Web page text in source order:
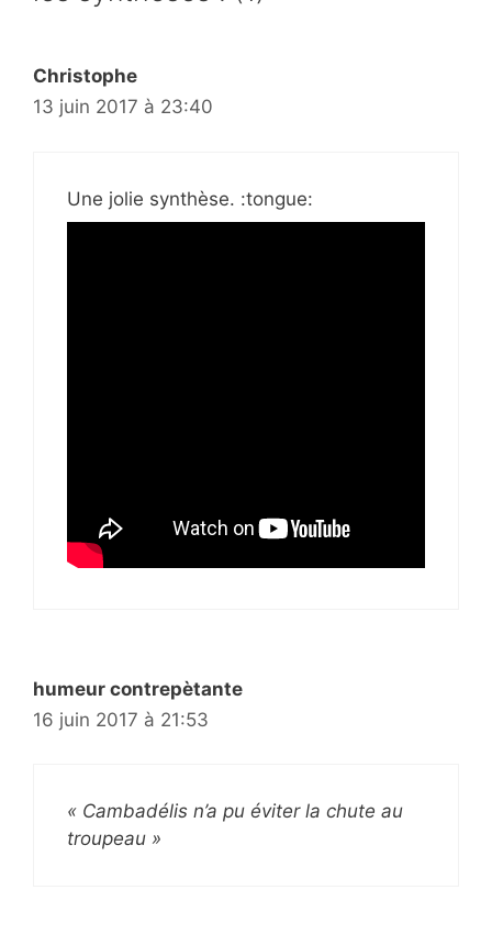
Christophe
13 juin 2017 à 23:40
Une jolie synthèse. :tongue:
humeur contrepètante
16 juin 2017 à 21:53
« Cambadélis n’a pu éviter la chute au
troupeau »